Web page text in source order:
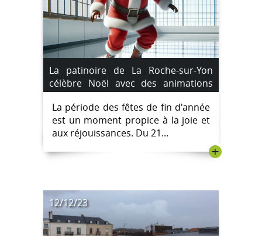
La patinoire de La Roche-sur-Yon
célèbre Noël avec des animations
festives
La période des fêtes de fin d'année
est un moment propice à la joie et
aux réjouissances. Du 21...
+
12/12/23